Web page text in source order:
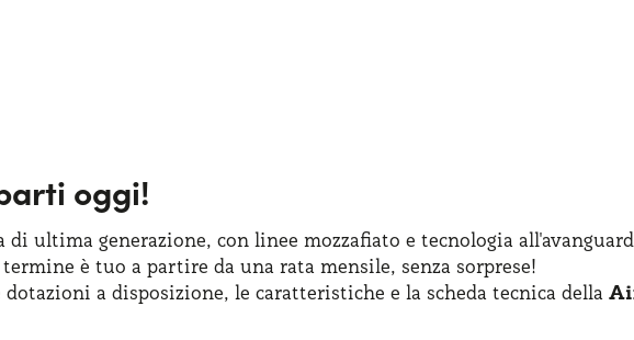
oggi!
di ultima generazione, con linee mozzafiato e tecnologia
termine è tuo a partire da una rata mensile, senza sorprese!
dotazioni a disposizione, le caratteristiche e la scheda tecnica della